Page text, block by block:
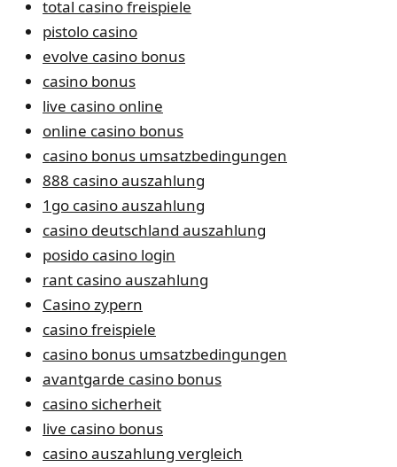
total casino freispiele
pistolo casino
evolve casino bonus
casino bonus
live casino online
online casino bonus
casino bonus umsatzbedingungen
888 casino auszahlung
1go casino auszahlung
casino deutschland auszahlung
posido casino login
rant casino auszahlung
Casino zypern
casino freispiele
casino bonus umsatzbedingungen
avantgarde casino bonus
casino sicherheit
live casino bonus
casino auszahlung vergleich